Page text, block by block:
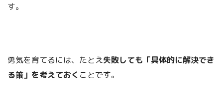
す。
勇気を育てるには、たとえ失敗しても「具体的に解決でき
る策」を考えておく ことです。